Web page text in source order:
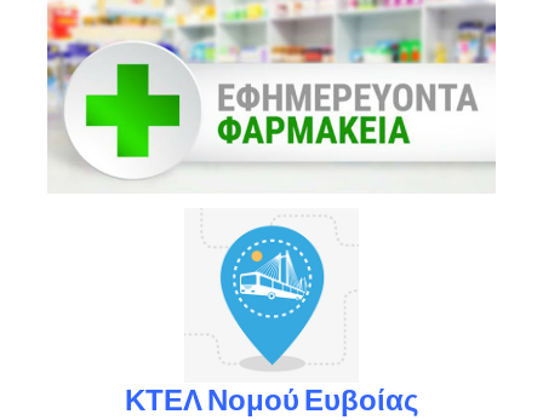
ΚΤΕΛ Νομού Ευβοίας